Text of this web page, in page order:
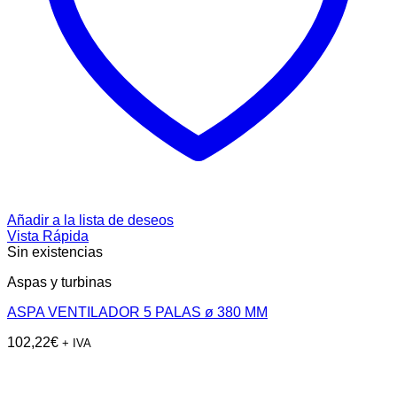
Añadir a la lista de deseos
Vista Rápida
Sin existencias
Aspas y turbinas
ASPA VENTILADOR 5 PALAS ø 380 MM
102,22€ + IVA